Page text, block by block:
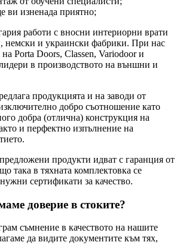
ви изненада приятно;
работи с вносни интериорни врати
немски и украински фабрики. При нас
Porta Doors, Classen, Variodoor и
в производството на външни и
продукцията и на заводи от
добро съотношение като
добра (отлична) конструкция на
и перфектно изпълнение на
продукти идват с гаранция от
така в тяхната комплектовка се
сертификати за качество.
доверие в стоките?
съмнение в качеството на нашите
да видите документите към тях,